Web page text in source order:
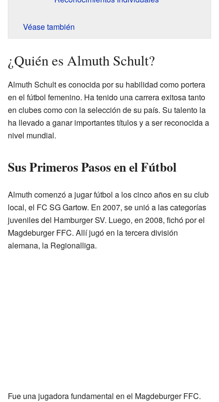
Véase también
¿Quién es Almuth Schult?
Almuth Schult es conocida por su habilidad como portera
en el fútbol femenino. Ha tenido una carrera exitosa tanto
en clubes como con la selección de su país. Su talento la
ha llevado a ganar importantes títulos y a ser reconocida a
nivel mundial.
Sus Primeros Pasos en el Fútbol
Almuth comenzó a jugar fútbol a los cinco años en su club
local, el FC SG Gartow. En 2007, se unió a las categorías
juveniles del Hamburger SV. Luego, en 2008, fichó por el
Magdeburger FFC. Allí jugó en la tercera división
alemana, la Regionalliga.
Fue una jugadora fundamental en el Magdeburger FFC.